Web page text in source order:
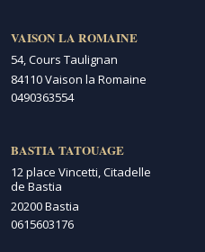
VAISON LA ROMAINE
54, Cours Taulignan
84110 Vaison la Romaine
0490363554
BASTIA TATOUAGE
12 place Vincetti, Citadelle
de Bastia
20200 Bastia
0615603176